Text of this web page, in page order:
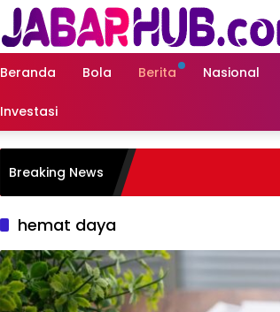
Beranda Bola Berita Nasional
Investasi
Breaking News
hemat daya